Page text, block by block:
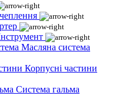
Масляна система
Корпусні частини
Система гальма